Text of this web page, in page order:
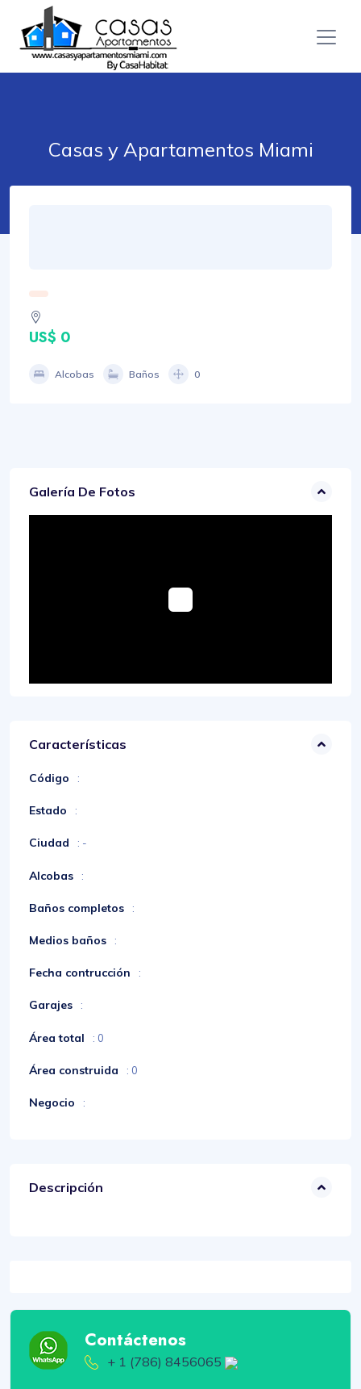
Casas y Apartamentos Miami
US$ 0
Alcobas Baños 0
Galería De Fotos
Características
Código :
Estado :
Ciudad : -
Alcobas :
Baños completos :
Medios baños :
Fecha contrucción :
Garajes :
Área total : 0
Área construida : 0
Negocio :
Descripción
Contáctenos
+ 1 (786) 8456065